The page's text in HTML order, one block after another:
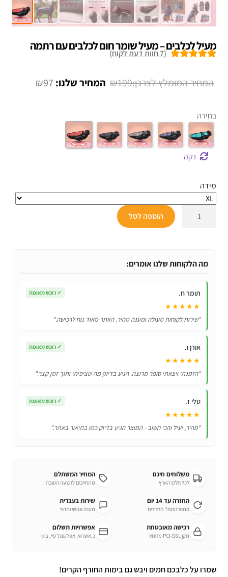
מעיל לכלבים – מעיל שומר חום לכלבים עם רתמה
(
7חוות דעת לקוח)
₪199
המחיר
₪199.
₪97 המחיר
בחירה
נקה
מידה
שומר
עם
רתמה
הוספה לסל
מה הלקוחות שלנו אומרים:
תומר ח. ✓ רוכש מאומת
★★★★★
"שירות לקוחות מעולה ומענה מהיר. האתר מאוד נוח לרכישה."
אורן ו. ✓ רוכש מאומת
★★★★★
"הזמנתי ויצאתי סופר מרוצה. הגיע בדיוק מה שציפיתי ותוך זמן קצר."
טלי ז. ✓ רוכש מאומת
★★★★★
"מהיר, יעיל והכי חשוב - המוצר הגיע בדיוק כמו בתיאור באתר."
משלוחים חינם
לכל חלקי הארץ
המחיר המשתלם
מתחייבים להצעה הטובה
החזרה עד 14 יום
התחרטתם? מחזירים
שירות בעברית
מענה אנושי ומהיר
רכישה מאובטחת
תקן PCI-SSL מחמיר
אפשרויות תשלום
כ.אשראי, אפל/גוגל פיי, ביט
שמרו על כלבכם חמים ויבש גם בימות החורף הקרים!